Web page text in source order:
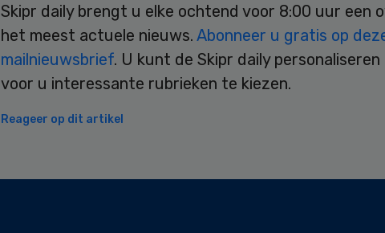
Skipr daily brengt u elke ochtend voor 8:00 uur een
het meest actuele nieuws. Abonneer u gratis op
mailnieuwsbrief. U kunt de Skipr daily
voor u interessante rubrieken te kiezen.
Reageer op dit artikel